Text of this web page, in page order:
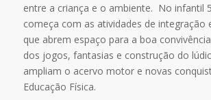
entre a criança e o ambiente. No infantil
começa com as atividades de integração
que abrem espaço para a boa
dos jogos, fantasias e construção do
ampliam o acervo motor e novas
Educação Física.